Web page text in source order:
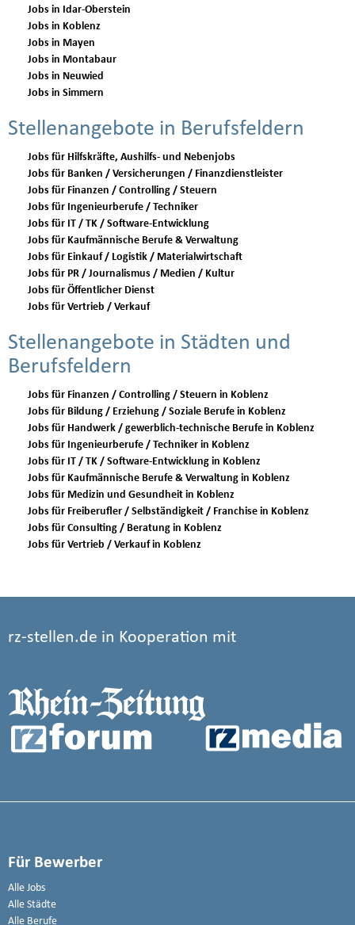
Jobs in Idar-Oberstein
Jobs in Koblenz
Jobs in Mayen
Jobs in Montabaur
Jobs in Neuwied
Jobs in Simmern
Stellenangebote in Berufsfeldern
Jobs für Hilfskräfte, Aushilfs- und Nebenjobs
Jobs für Banken / Versicherungen / Finanzdienstleister
Jobs für Finanzen / Controlling / Steuern
Jobs für Ingenieurberufe / Techniker
Jobs für IT / TK / Software-Entwicklung
Jobs für Kaufmännische Berufe & Verwaltung
Jobs für Einkauf / Logistik / Materialwirtschaft
Jobs für PR / Journalismus / Medien / Kultur
Jobs für Öffentlicher Dienst
Jobs für Vertrieb / Verkauf
Stellenangebote in Städten und
Berufsfeldern
Jobs für Finanzen / Controlling / Steuern in Koblenz
Jobs für Bildung / Erziehung / Soziale Berufe in Koblenz
Jobs für Handwerk / gewerblich-technische Berufe in Koblenz
Jobs für Ingenieurberufe / Techniker in Koblenz
Jobs für IT / TK / Software-Entwicklung in Koblenz
Jobs für Kaufmännische Berufe & Verwaltung in Koblenz
Jobs für Medizin und Gesundheit in Koblenz
Jobs für Freiberufler / Selbständigkeit / Franchise in Koblenz
Jobs für Consulting / Beratung in Koblenz
Jobs für Vertrieb / Verkauf in Koblenz
rz-stellen.de in Kooperation mit
Für Bewerber
Alle Jobs
Alle Städte
Alle Berufe